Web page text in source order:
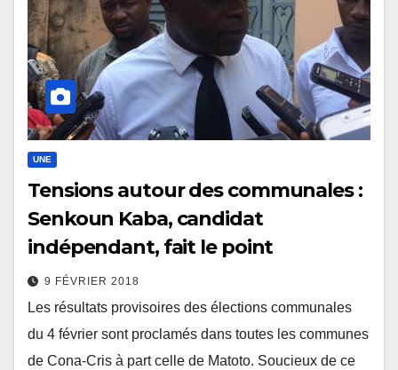
UNE
Tensions autour des communales :
Senkoun Kaba, candidat
indépendant, fait le point
9 FÉVRIER 2018
Les résultats provisoires des élections communales
du 4 février sont proclamés dans toutes les communes
de Cona-Cris à part celle de Matoto. Soucieux de ce